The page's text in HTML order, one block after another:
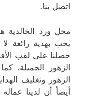
اتصل بنا.
محل ورد الخالدية
يحب بهدية رائعة لا
حصلنا على لقب
الزهور الجميلة،
الزهور وتغليف
أيضاً أن لدينا